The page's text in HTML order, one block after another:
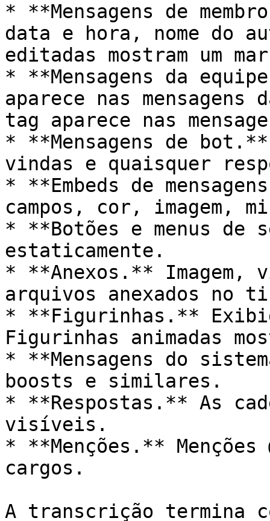
* **Mensagens de
data e hora, nome do
editadas mostram um
* **Mensagens da
aparece nas mensagens
tag aparece nas
* **Mensagens de
vindas e quaisquer
* **Embeds de
campos, cor, imagem,
* **Botões e menus de
estaticamente.
* **Anexos.** Imagem,
arquivos anexados no
* **Figurinhas.**
Figurinhas animadas
* **Mensagens do
boosts e similares.
* **Respostas.** As
visíveis.
* **Menções.**
cargos.
A transcrição termina